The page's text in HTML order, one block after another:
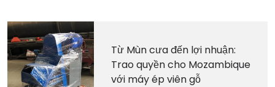
Từ Mùn cưa đến lợi nhuận:
Trao quyền cho Mozambique
với máy ép viên gỗ